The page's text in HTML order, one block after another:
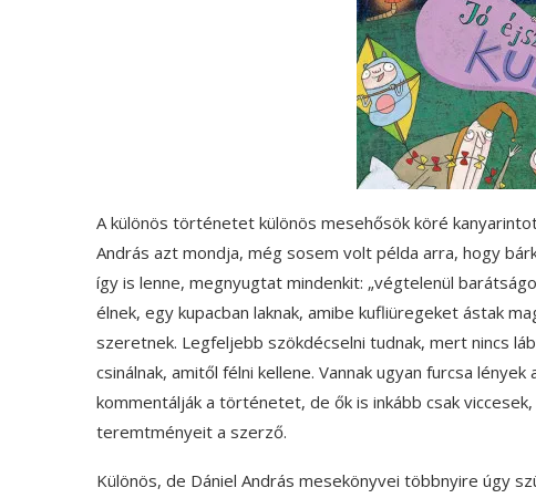
A különös történetet különös mesehősök köré
András azt mondja, még sosem volt példa arra, hogy
így is lenne, megnyugtat mindenkit: „végtelenül
élnek, egy kupacban laknak, amibe kufliüregeket ástak
szeretnek. Legfeljebb szökdécselni tudnak, mert nincs
csinálnak, amitől félni kellene. Vannak ugyan furcsa
kommentálják a történetet, de ők is inkább csak
teremtményeit a szerző.
Különös, de Dániel András mesekönyvei többnyire úgy